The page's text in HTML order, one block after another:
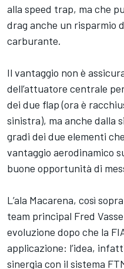
alla speed trap, ma che
drag anche un risparmio
carburante.
Il vantaggio non è
dell’attuatore centrale
dei due flap (ora è
sinistra), ma anche dalla
gradi dei due elementi
vantaggio aerodinamico
buone opportunità di
L’ala Macarena, così
team principal Fred
evoluzione dopo che la
applicazione: l’idea,
sinergia con il sistema